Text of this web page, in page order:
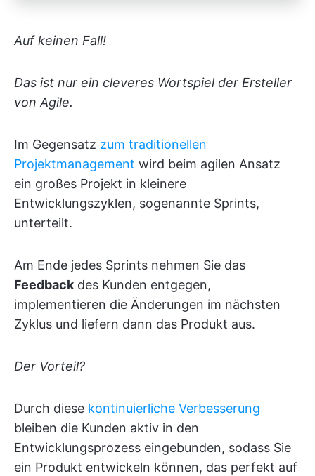
Auf keinen Fall!
Das ist nur ein cleveres Wortspiel der Ersteller
von Agile.
Im Gegensatz zum traditionellen
Projektmanagement wird beim agilen Ansatz
ein großes Projekt in kleinere
Entwicklungszyklen, sogenannte Sprints,
unterteilt.
Am Ende jedes Sprints nehmen Sie das
Feedback des Kunden entgegen,
implementieren die Änderungen im nächsten
Zyklus und liefern dann das Produkt aus.
Der Vorteil?
Durch diese kontinuierliche Verbesserung
bleiben die Kunden aktiv in den
Entwicklungsprozess eingebunden, sodass Sie
ein Produkt entwickeln können, das perfekt auf